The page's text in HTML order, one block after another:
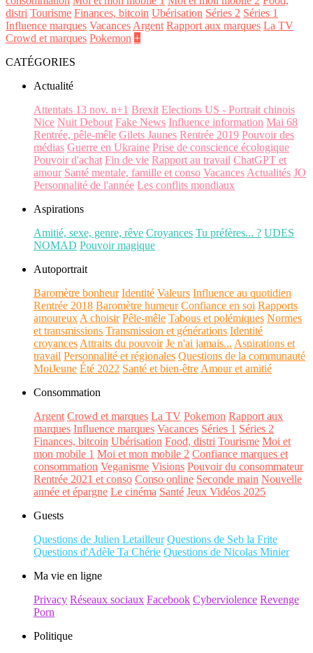
distri Tourisme Finances, bitcoin Ubérisation Séries 2 Séries 1
Influence marques Vacances Argent Rapport aux marques La TV
Crowd et marques Pokemon +
CATÉGORIES
Actualité
Attentats 13 nov. n+1 Brexit Elections US - Portrait chinois
Nice Nuit Debout Fake News Influence information Mai 68
Rentrée, pêle-mêle Gilets Jaunes Rentrée 2019 Pouvoir des
médias Guerre en Ukraine Prise de conscience écologique
Pouvoir d'achat Fin de vie Rapport au travail ChatGPT et
amour Santé mentale, famille et conso Vacances Actualités JO
Personnalité de l'année Les conflits mondiaux
Aspirations
Amitié, sexe, genre, rêve Croyances Tu préfères... ? UDES
NOMAD Pouvoir magique
Autoportrait
Baromètre bonheur Identité Valeurs Influence au quotidien
Rentrée 2018 Baromètre humeur Confiance en soi Rapports
amoureux A choisir Pêle-mêle Tabous et polémiques Normes
et transmissions Transmission et générations Identité
croyances Attraits du pouvoir Je n'ai jamais... Aspirations et
travail Personnalité et régionales Questions de la communauté
MoiJeune Été 2022 Santé et bien-être Amour et amitié
Consommation
Argent Crowd et marques La TV Pokemon Rapport aux
marques Influence marques Vacances Séries 1 Séries 2
Finances, bitcoin Ubérisation Food, distri Tourisme Moi et
mon mobile 1 Moi et mon mobile 2 Confiance marques et
consommation Veganisme Visions Pouvoir du consommateur
Rentrée 2021 et conso Conso online Seconde main Nouvelle
année et épargne Le cinéma Santé Jeux Vidéos 2025
Guests
Questions de Julien Letailleur Questions de Seb la Frite
Questions d'Adèle Ta Chérie Questions de Nicolas Minier
Ma vie en ligne
Privacy Réseaux sociaux Facebook Cyberviolence Revenge
Porn
Politique